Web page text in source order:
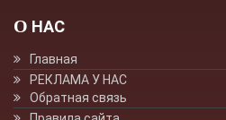
О НАС
Главная
РЕКЛАМА У НАС
Обратная связь